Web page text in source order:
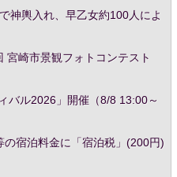
神輿入れ、早乙女約100人によ
宮崎市景観フォトコンテスト
バル2026」開催（8/8 13:00～
宿泊料金に「宿泊税」(200円)